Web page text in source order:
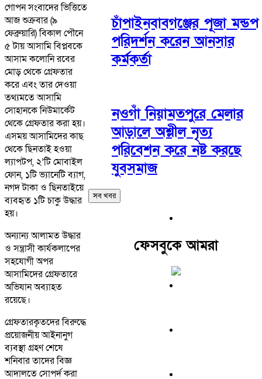
গোপন সংবাদের ভিত্তিতে
আজ শুক্রবার (৯
ফেব্রুয়ারি) বিকাল পৌনে
৫ টায় আসামি বিপ্লবকে
আসাম কলোনি রবের
মোড় থেকে গ্রেফতার
করে এবং তার দেওয়া
তথ্যমতে আসামি
সোহানকে নিউমার্কেট
থেকে গ্রেফতার করা হয়।
এসময় আসামিদের কাছ
থেকে ছিনতাই হওয়া
ল্যাপটপ, ২’টি মোবাইল
ফোন, ১টি ভ্যানেটি ব্যাগ,
নগদ টাকা ও ছিনতাইয়ে
ব্যবহৃত ১টি চাকু উদ্ধার
হয়।
অন্যান্য আলামত উদ্ধার
ও সন্ত্রাসী কার্যকলাপের
সহযোগী অপর
আসামিদের গ্রেফতারে
অভিযান অব্যাহত
রয়েছে।
গ্রেফতারকৃতদের বিরুদ্ধে
প্রয়োজনীয় আইনানুগ
ব্যবস্থা গ্রহণ শেষে
শনিবার তাদের বিজ্ঞ
আদালতে সোপর্দ করা
চাঁপাইনবাবগঞ্জের পূজা মন্ডপ
পরিদর্শন করেন আনসার
কর্মকর্তা
নওগাঁ নিয়ামতপুরে মেলার
আড়ালে অশ্লীল নৃত্য
পরিবেশন করে নষ্ট করছে
যুবসমাজ
সব খবর
ফেসবুকে আমরা